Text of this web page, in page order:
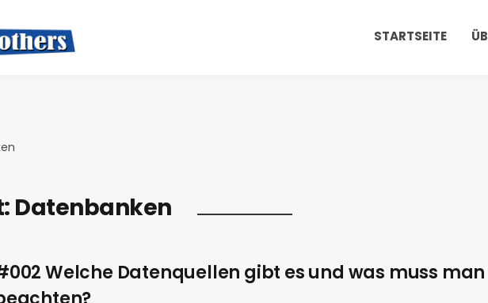
STARTSEITE
Datenbanken
Welche Datenquellen gibt es und was muss man